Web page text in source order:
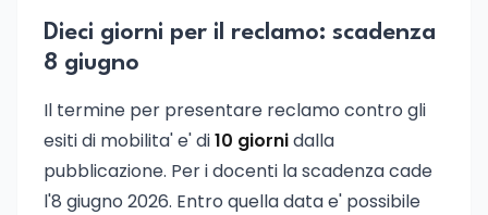
Dieci giorni per il reclamo: scadenza
8 giugno
Il termine per presentare reclamo contro gli
esiti di mobilita' e' di10 giornidalla
pubblicazione. Per i docenti la scadenza cade
l'8 giugno 2026. Entro quella data e' possibile